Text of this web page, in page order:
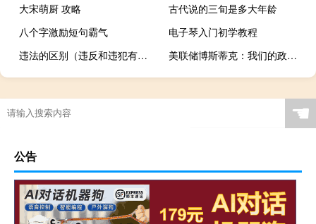
大宋萌厨 攻略
古代说的三旬是多大年龄
八个字激励短句霸气
电子琴入门初学教程
违法的区别（违反和违犯有什么区别 是违反国家规定还是违犯直国家规）
美联储博斯蒂克：我们的政策影响还有很多尚未显现出来
☚
公告